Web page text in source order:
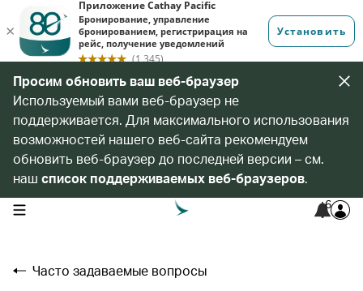
Просим обновить ваш веб-браузер
Используемый вами веб-браузер не
поддерживается. Для максимального использования
возможностей нашего веб-сайта рекомендуем
обновить веб-браузер до последней версии – см.
наш список поддерживаемых веб-браузеров.
open navigation menu 6
Часто задаваемые вопросы